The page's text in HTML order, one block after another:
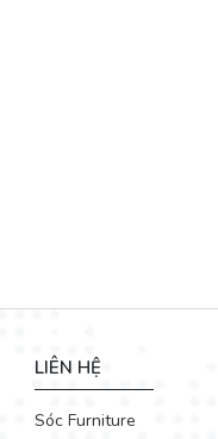
LIÊN HỆ
Sóc Furniture